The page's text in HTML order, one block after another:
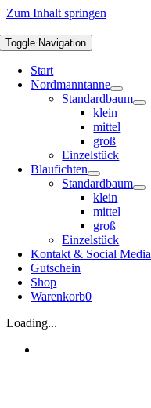
Zum Inhalt springen
Toggle Navigation
Start
Nordmanntanne
Standardbaum
klein
mittel
groß
Einzelstück
Blaufichten
Standardbaum
klein
mittel
groß
Einzelstück
Kontakt & Social Media
Gutschein
Shop
Warenkorb0
Loading...